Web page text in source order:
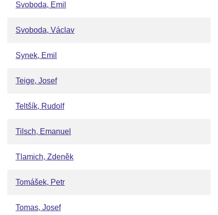
Svoboda, Emil
Svoboda, Václav
Synek, Emil
Teige, Josef
Teltšík, Rudolf
Tilsch, Emanuel
Tlamich, Zdeněk
Tomášek, Petr
Tomas, Josef